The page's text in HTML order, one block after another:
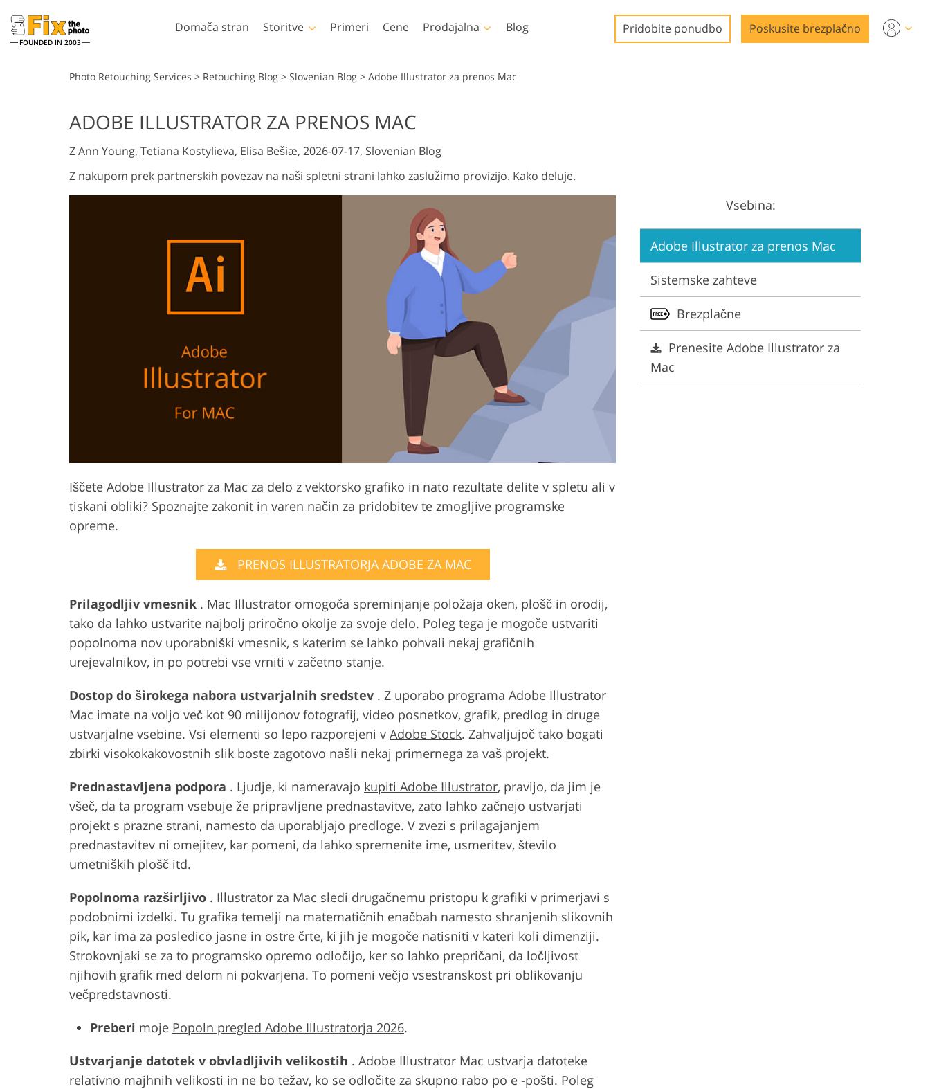
FOUNDED IN 2003
Domača stran Storitve
Urejanje fotografij
Urejanje poročnih fotografij
umetno inteligenco
Manipulacija s
fotografijami
Podatki za usposabljanje AI Storitve urejanja videa
Primeri Cene Prodajalna
Lightroom
Prednastavitve Lightroom
Zbirke prednastavitev LR
Prednastavitve najboljše
Mobilne prednastavitve
Photoshop
Dejanja Photoshopa
Photoshop čopiči
Prekrivanja v Photoshopu
Photoshop teksture
Templates
Vse šablone
Marketinške predloge
Valentinove voščilnice
Poročna vabila
Blog Pridobite ponudbo Poskusite brezplačno
Photo Retouching Services > Retouching Blog > Slovenian Blog > Adobe Illustrator za prenos Mac
ADOBE ILLUSTRATOR ZA PRENOS MAC
ZAnn Young, Tetiana Kostylieva, Elisa Bešiæ, 2026-07-17, Slovenian Blog
Z nakupom prek partnerskih povezav na naši spletni strani lahko zaslužimo provizijo. Kako deluje.
Iščete Adobe Illustrator za Mac za delo z vektorsko grafiko in nato rezultate delite v spletu ali v
tiskani obliki? Spoznajte zakonit in varen način za pridobitev te zmogljive programske
opreme.
PRENOS ILLUSTRATORJA ADOBE ZA MAC
Prilagodljiv vmesnik . Mac Illustrator omogoča spreminjanje položaja oken, plošč in orodij,
tako da lahko ustvarite najbolj priročno okolje za svoje delo. Poleg tega je mogoče ustvariti
popolnoma nov uporabniški vmesnik, s katerim se lahko pohvali nekaj grafičnih
urejevalnikov, in po potrebi vse vrniti v začetno stanje.
Dostop do širokega nabora ustvarjalnih sredstev . Z uporabo programa Adobe Illustrator
Mac imate na voljo več kot 90 milijonov fotografij, video posnetkov, grafik, predlog in druge
ustvarjalne vsebine. Vsi elementi so lepo razporejeni v Adobe Stock. Zahvaljujoč tako bogati
zbirki visokokakovostnih slik boste zagotovo našli nekaj primernega za vaš projekt.
Prednastavljena podpora . Ljudje, ki nameravajo kupiti Adobe Illustrator, pravijo, da jim je
všeč, da ta program vsebuje že pripravljene prednastavitve, zato lahko začnejo ustvarjati
projekt s prazne strani, namesto da uporabljajo predloge. V zvezi s prilagajanjem
prednastavitev ni omejitev, kar pomeni, da lahko spremenite ime, usmeritev, število
umetniških plošč itd.
Popolnoma razširljivo . Illustrator za Mac sledi drugačnemu pristopu k grafiki v primerjavi s
podobnimi izdelki. Tu grafika temelji na matematičnih enačbah namesto shranjenih slikovnih
pik, kar ima za posledico jasne in ostre črte, ki jih je mogoče natisniti v kateri koli dimenziji.
Strokovnjaki se za to programsko opremo odločijo, ker so lahko prepričani, da ločljivost
njihovih grafik med delom ni pokvarjena. To pomeni večjo vsestranskost pri oblikovanju
večpredstavnosti.
Preberi moje Popoln pregled Adobe Illustratorja 2026.
Ustvarjanje datotek v obvladljivih velikostih . Adobe Illustrator Mac ustvarja datoteke
relativno majhnih velikosti in ne bo težav, ko se odločite za skupno rabo po e -pošti. Poleg
Vsebina:
Adobe Illustrator za prenos Mac
Sistemske zahteve
Brezplačne
Prenesite Adobe Illustrator za
Mac